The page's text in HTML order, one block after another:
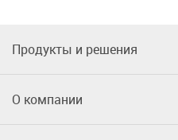
Продукты и решения
О компании